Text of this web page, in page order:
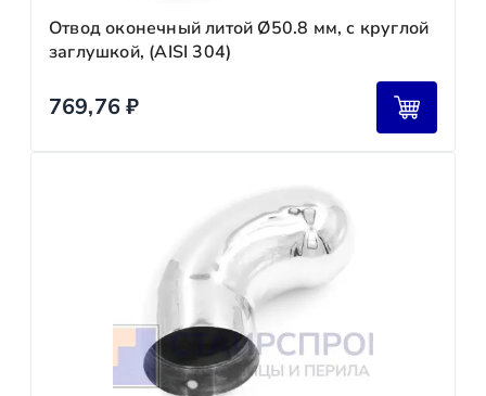
Отвод оконечный литой Ø50.8 мм, с круглой
заглушкой, (AISI 304)
769,76₽